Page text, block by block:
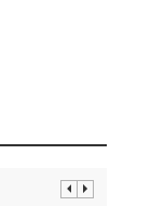
이 다